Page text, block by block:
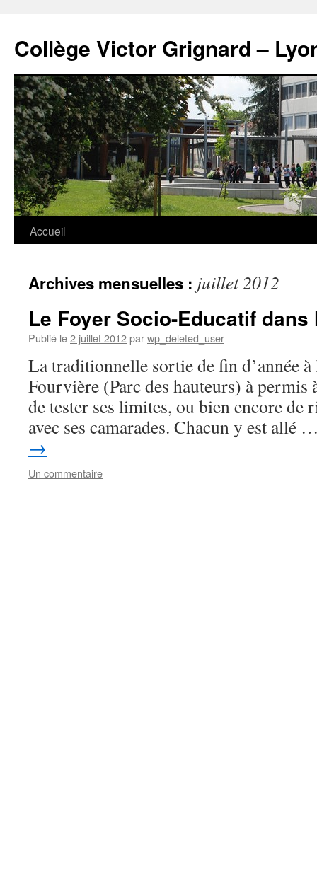
contenu
Collège Victor Grignard –
Accueil
Archives mensuelles : juillet 2012
Le Foyer Socio-Educatif
Publié le2 juillet 2012parwp_deleted_user
La traditionnelle sortie de fin d’année à
Fourvière (Parc des hauteurs) à permis
de tester ses limites, ou bien encore de
avec ses camarades. Chacun y est allé
→
Un commentaire